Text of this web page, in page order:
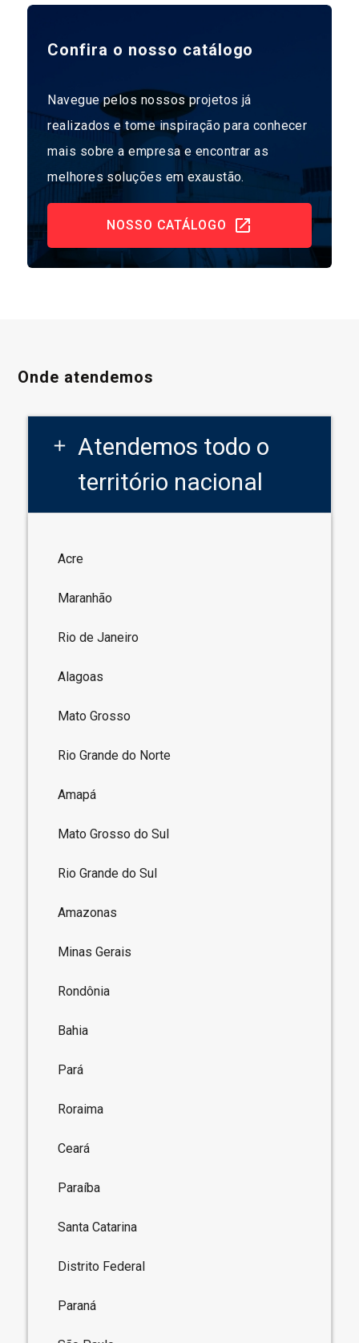
Confira o nosso catálogo
Navegue pelos nossos projetos já
realizados e tome inspiração para conhecer
mais sobre a empresa e encontrar as
melhores soluções em exaustão.
NOSSO CATÁLOGO
Onde atendemos
add
Atendemos todo o
território nacional
Acre
Maranhão
Rio de Janeiro
Alagoas
Mato Grosso
Rio Grande do Norte
Amapá
Mato Grosso do Sul
Rio Grande do Sul
Amazonas
Minas Gerais
Rondônia
Bahia
Pará
Roraima
Ceará
Paraíba
Santa Catarina
Distrito Federal
Paraná